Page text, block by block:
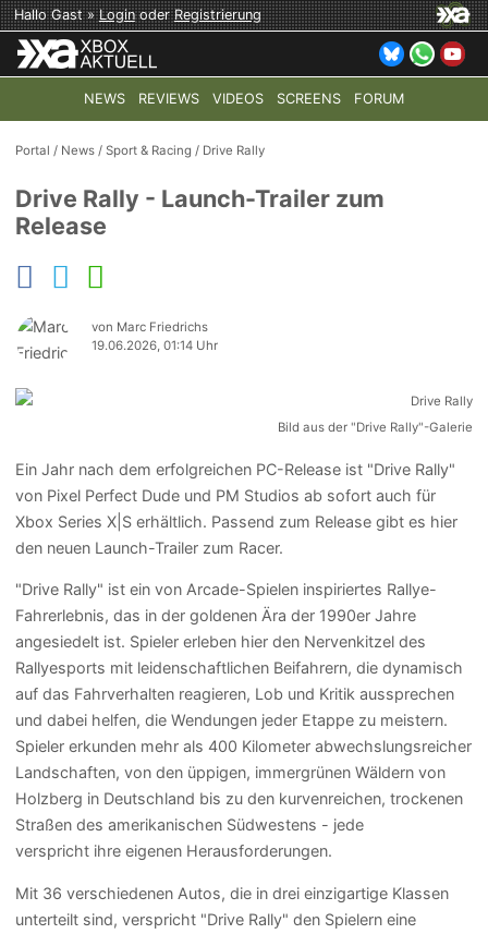
Hallo Gast »LoginoderRegistrierung
NEWS REVIEWS VIDEOS SCREENS FORUM
TOP-THEMEN: COD: MODERN WARFARE 4 HALO:
Portal / News /Sport & Racing / Drive Rally
Drive Rally - Launch-Trailer zum
Release
von Marc Friedrichs
19.06.2026, 01:14 Uhr
Bild aus der "Drive Rally"-Galerie
Ein Jahr nach dem erfolgreichen PC-Release ist "Drive Rally"
von Pixel Perfect Dude und PM Studios ab sofort auch für
Xbox Series X|S erhältlich. Passend zum Release gibt es hier
den neuen Launch-Trailer zum Racer.
"Drive Rally" ist ein von Arcade-Spielen inspiriertes Rallye-
Fahrerlebnis, das in der goldenen Ära der 1990er Jahre
angesiedelt ist. Spieler erleben hier den Nervenkitzel des
Rallyesports mit leidenschaftlichen Beifahrern, die dynamisch
auf das Fahrverhalten reagieren, Lob und Kritik aussprechen
und dabei helfen, die Wendungen jeder Etappe zu meistern.
Spieler erkunden mehr als 400 Kilometer abwechslungsreicher
Landschaften, von den üppigen, immergrünen Wäldern von
Holzberg in Deutschland bis zu den kurvenreichen, trockenen
Straßen des amerikanischen Südwestens - jede
verspricht ihre eigenen Herausforderungen.
Mit 36 ​​verschiedenen Autos, die in drei einzigartige Klassen
unterteilt sind, verspricht "Drive Rally" den Spielern eine